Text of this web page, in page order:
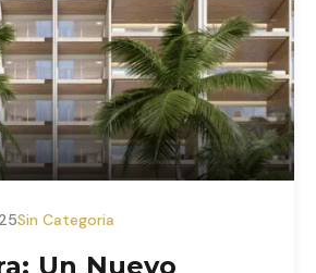
Sin Categoria
Un Nuevo